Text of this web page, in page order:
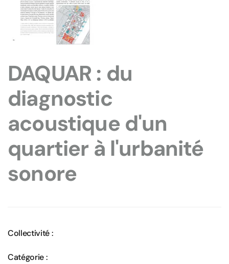
DAQUAR : du
diagnostic
acoustique d'un
quartier à l'urbanité
sonore
Collectivité :
Catégorie :